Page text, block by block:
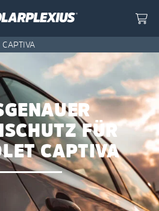
CAPTIVA
FÜR
CAPTIVA